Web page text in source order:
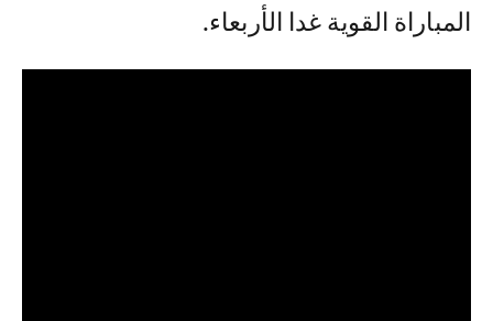
المباراة القوية غدا الأربعاء.